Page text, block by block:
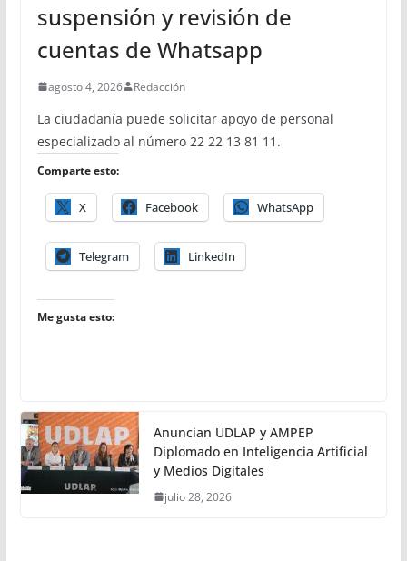
suspensión y revisión de
cuentas de Whatsapp
agosto 4, 2026 Redacción
La ciudadanía puede solicitar apoyo de personal
especializado al número 22 22 13 81 11.
Comparte esto:
X Facebook WhatsApp
Telegram LinkedIn
Me gusta esto:
Anuncian UDLAP y AMPEP
Diplomado en Inteligencia Artificial
y Medios Digitales
julio 28, 2026